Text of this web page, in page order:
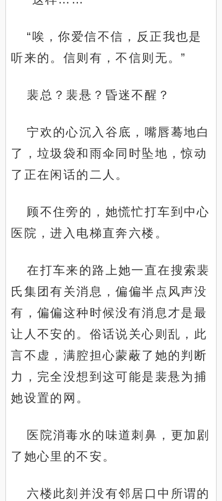
“唉，你爱信不信，反正我也是
听来的。信则有，不信则无。”
裴总？裴悬？昏迷不醒？
宁欢的心沉入谷底，嘴唇蓦地白
了，垃圾袋和雨伞同时坠地，惊动
了正在闲话的二人。
顾不住旁的，她慌忙打车到中心
医院，进入电梯直奔六楼。
在打车来的路上她一直在搜索裴
氏集团有关消息，偏偏半点风声没
有，偏偏这种时候没有消息才是最
让人不安的。俗话说关心则乱，此
言不虚，满腔担心蒙蔽了她的判断
力，完全没想到这可能是裴悬为捕
她设置的网。
医院消毒水的味道刺鼻，更加剧
了她心里的不安。
六楼此刻并没有邻居口中所谓的